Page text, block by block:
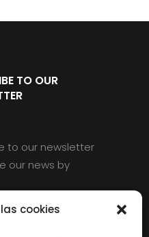
cookies
TO OUR
to our newsletter
our news by